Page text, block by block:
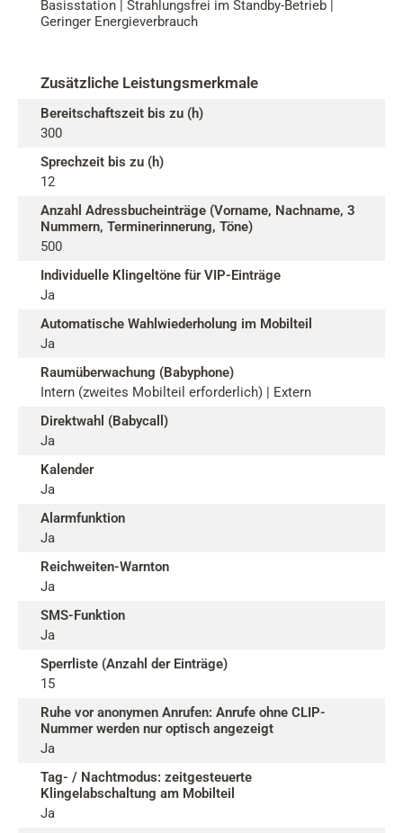
Basisstation | Strahlungsfrei im Standby-Betrieb |
Geringer Energieverbrauch
Zusätzliche Leistungsmerkmale
Bereitschaftszeit bis zu (h)
300
Sprechzeit bis zu (h)
12
Anzahl Adressbucheinträge (Vorname, Nachname, 3
Nummern, Terminerinnerung, Töne)
500
Individuelle Klingeltöne für VIP-Einträge
Ja
Automatische Wahlwiederholung im Mobilteil
Ja
Raumüberwachung (Babyphone)
Intern (zweites Mobilteil erforderlich) | Extern
Direktwahl (Babycall)
Ja
Kalender
Ja
Alarmfunktion
Ja
Reichweiten-Warnton
Ja
SMS-Funktion
Ja
Sperrliste (Anzahl der Einträge)
15
Ruhe vor anonymen Anrufen: Anrufe ohne CLIP-
Nummer werden nur optisch angezeigt
Ja
Tag- / Nachtmodus: zeitgesteuerte
Klingelabschaltung am Mobilteil
Ja